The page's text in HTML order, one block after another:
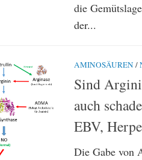
die
der...
AMINOSÄUREN /
Sind
auch
EBV,
Die Gabe von